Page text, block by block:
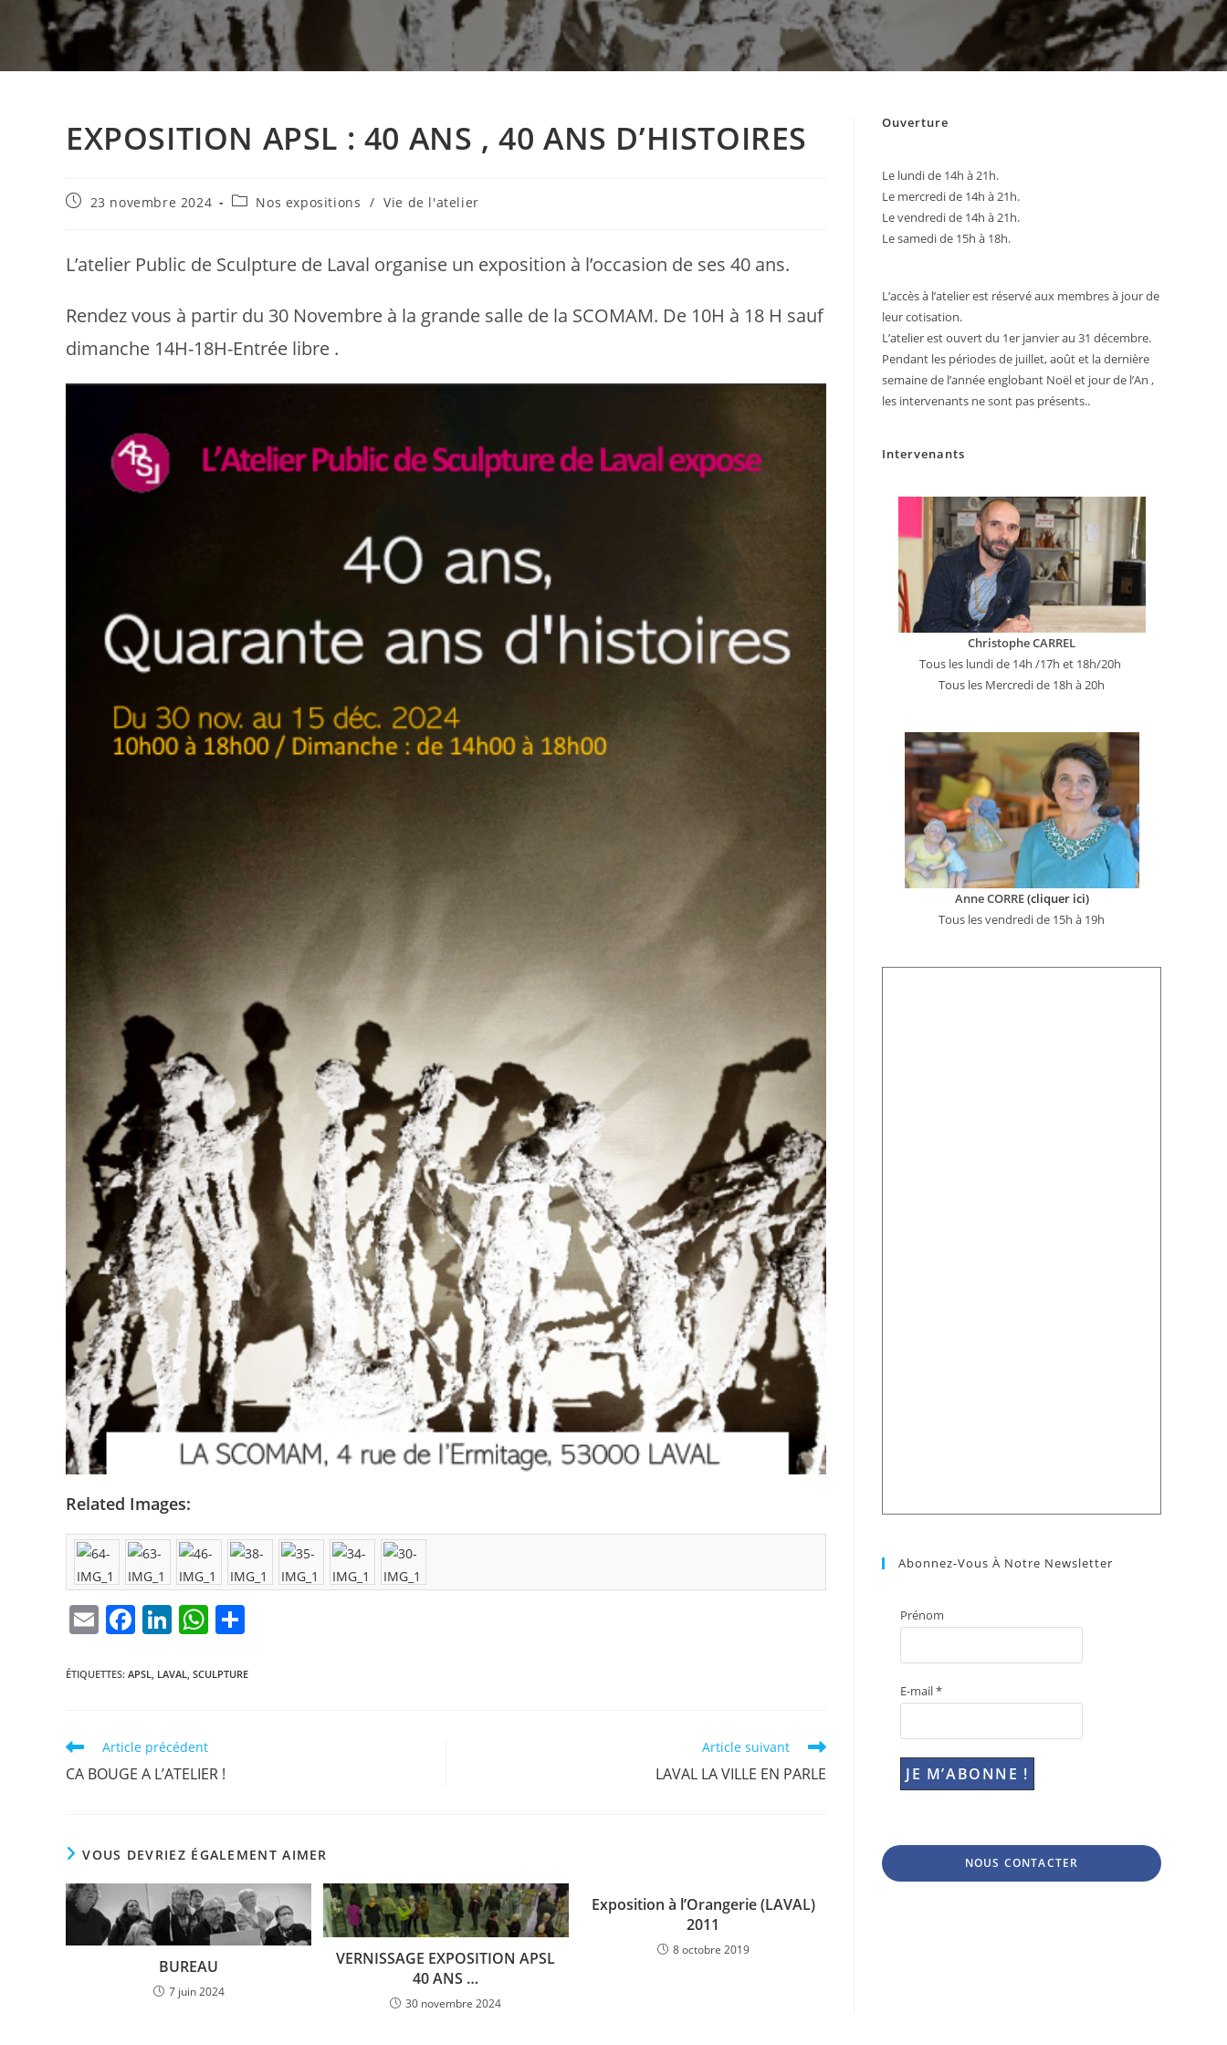
EXPOSITION APSL : 40 ANS , 40 ANS D’HISTOIRES
Publication
23 novembre 2024
PostNos expositions / Vie de l'atelier
L’atelier Public de Sculpture de Laval organise un exposition à l’occasion de ses 40 ans.
Rendez vous à partir du 30 Novembre à la grande salle de la SCOMAM. De 10H à 18 H sauf
dimanche 14H-18H-Entrée libre .
Related Images:
E
ai
F
c
b
o
Li
k
dI
n
W
at
p
ta
ÉTIQUETTES: APSL LAVAL SCULPTURE
Read
articles
Article précédent
CA BOUGE A L’ATELIER !
Article suivant
LAVAL LA VILLE EN PARLE
VOUS DEVRIEZ ÉGALEMENT AIMER
BUREAU
7 juin 2024
VERNISSAGE EXPOSITION APSL
40 ANS …
30 novembre 2024
Exposition à l’Orangerie (LAVAL)
2011
8 octobre 2019
Ouverture
Le lundi de 14h à 21h.
Le mercredi de 14h à 21h.
Le vendredi de 14h à 21h.
Le samedi de 15h à 18h.
L’accès à l’atelier est réservé aux membres à jour de
leur cotisation.
L’atelier est ouvert du 1er janvier au 31 décembre.
Pendant les périodes de juillet, août et la dernière
semaine de l’année englobant Noël et jour de l’An ,
les intervenants ne sont pas présents..
Intervenants
Christophe CARREL
Tous les lundi de 14h /17h et 18h/20h
Tous les Mercredi de 18h à 20h
Anne CORRE(cliquer ici)
Tous les vendredi de 15h à 19h
Abonnez-Vous À Notre Newsletter
Prénom
E-mail*
NOUS CONTACTER